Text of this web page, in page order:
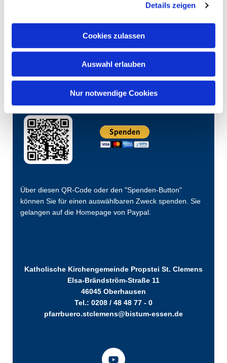
Details zeigen
Cookies zulassen
Auswahl erlauben
Nur notwendige Cookies
Über diesen QR-Code oder den "Spenden-Button"
können Sie für einen auswählbaren Zweck spenden. Sie
gelangen auf die Homepage von Paypal.
Katholische Kirchengemeinde Propstei St. Clemens
Elsa-Brändström-Straße 11
46045 Oberhausen
Tel.: 0208 / 48 48 77 - 0
pfarrbuero.stclemens@bistum-essen.de